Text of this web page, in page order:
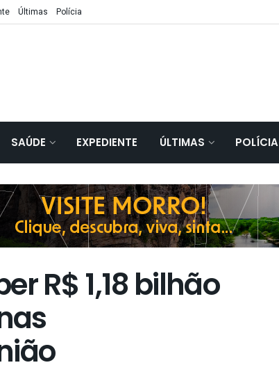
Últimas Polícia
SAÚDE EXPEDIENTE ÚLTIMAS POLÍCIA
R$ 1,18 bilhão